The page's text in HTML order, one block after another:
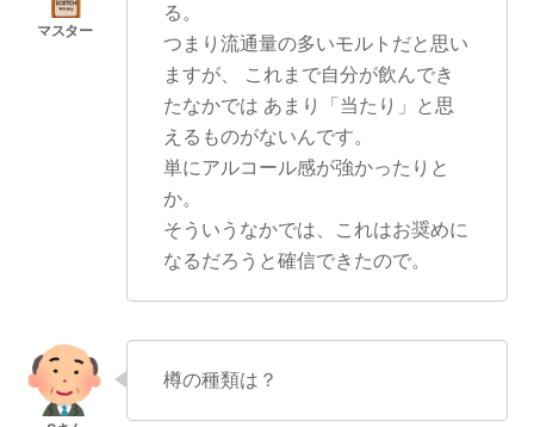
る。
つまり流通量の多いモルトだと思い
ますが、 これまで自分が飲んでき
たなかでは あまり「当たり」と思
えるものがないんです。
単にアルコール感が強かったりと
か。
そういうなかでは、これはお奨めに
なるだろうと確信できたので。
樽の種類は？